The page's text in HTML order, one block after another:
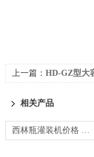
上一篇： HD-GZ型大
相关产品
西林瓶灌装机价格 液体灌装机